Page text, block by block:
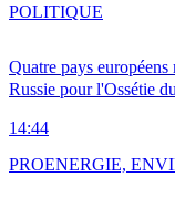
Quatre pays
Russie pour l'Ossétie
14:44
POLITIQUE
PROENERGIE,